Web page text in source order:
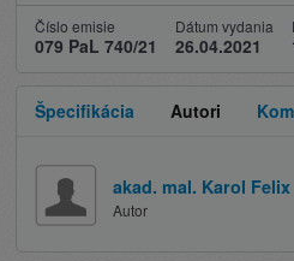
Číslo emisie
079 PaL 740/21
Dátum vydania
26.04.2021
Špecifikácia Autori
akad. mal. Karol Felix
Autor